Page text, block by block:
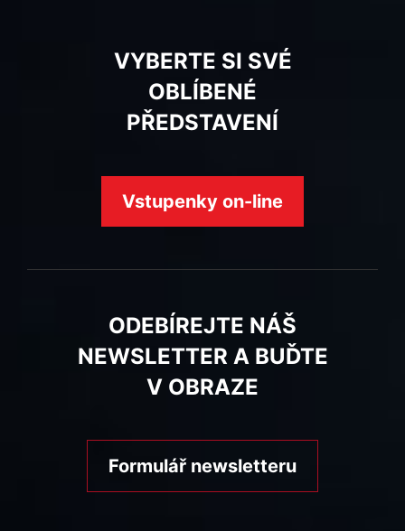
VYBERTE SI SVÉ
OBLÍBENÉ
PŘEDSTAVENÍ
Vstupenky on-line
ODEBÍREJTE NÁŠ
NEWSLETTER A BUĎTE
V OBRAZE
Formulář newsletteru